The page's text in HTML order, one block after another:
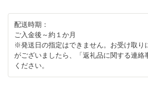
配送時期：
ご入金後～約１か月
※発送日の指定はできません。お受け取り
がございましたら、「返礼品に関する連絡
ください。